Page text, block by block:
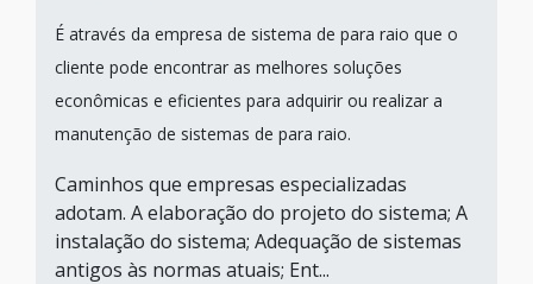
É através da empresa de sistema de para raio que o
cliente pode encontrar as melhores soluções
econômicas e eficientes para adquirir ou realizar a
manutenção de sistemas de para raio.
Caminhos que empresas especializadas
adotam. A elaboração do projeto do sistema; A
instalação do sistema; Adequação de sistemas
antigos às normas atuais; Ent...